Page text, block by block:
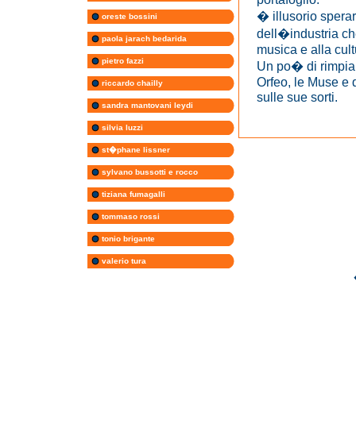
oreste bossini
paola jarach bedarida
pietro fazzi
riccardo chailly
sandra mantovani leydi
silvia luzzi
st�phane lissner
sylvano bussotti e rocco
tiziana fumagalli
tommaso rossi
tonio brigante
valerio tura
� illusorio
dell�industria
musica e alla
Un po� di
Orfeo, le Muse e
sulle sue sorti.